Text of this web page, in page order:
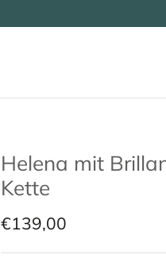
Helena mit
Kette
€139,00